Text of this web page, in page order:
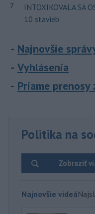
7
INTOXIKOVALA SA
10 stavieb
Najnovšie
Vyhlásenia
Priame prenosy
Politika na
Zobraziť
Najnovšie videá